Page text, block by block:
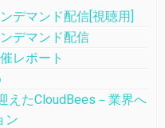
デマンド配信[視聴用]
デマンド配信
レポート
えたCloudBees－業界へ
ン